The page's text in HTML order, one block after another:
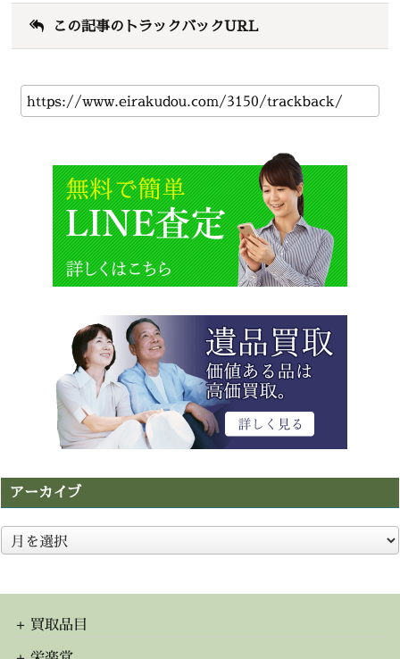
この記事のトラックバックURL
アーカイブ
ア
ー
イ
買取品目